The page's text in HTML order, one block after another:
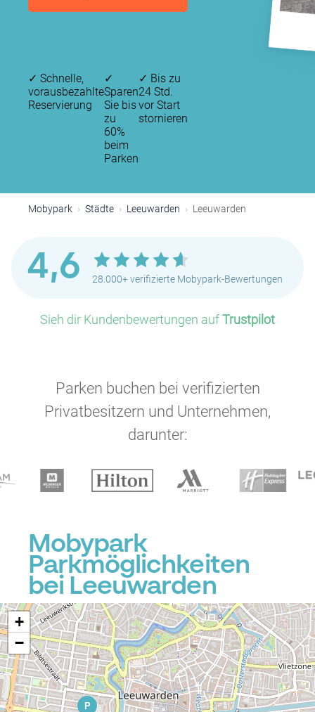
✓ Schnelle,
vorausbezahlte
Reservierung
✓
Sparen
Sie bis
zu
60%
beim
Parken
✓ Bis zu
24 Std.
vor Start
stornieren
Mobypark Städte Leeuwarden Leeuwarden
4,6 28.000+ verifizierte Mobypark-Bewertungen
Sieh dir Kundenbewertungen aufTrustpilot
Parken buchen bei verifizierten
Privatbesitzern und Unternehmen,
darunter:
Mobypark
Parkmöglichkeiten
bei Leeuwarden
P
+
−